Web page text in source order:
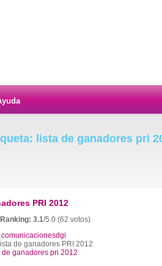
lista de ganadores pri
PRI 2012
Ranking: 3.1/5.0 (62 votos)
comunicacionesdgi
de ganadores PRI 2012
de ganadores pri 2012